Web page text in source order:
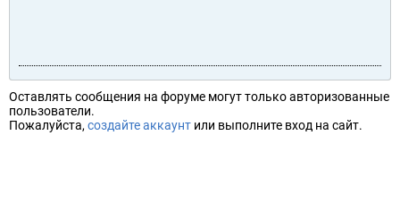
Оставлять сообщения на форуме могут только авторизованные
пользователи.
Пожалуйста, создайте аккаунт или выполните вход на сайт.